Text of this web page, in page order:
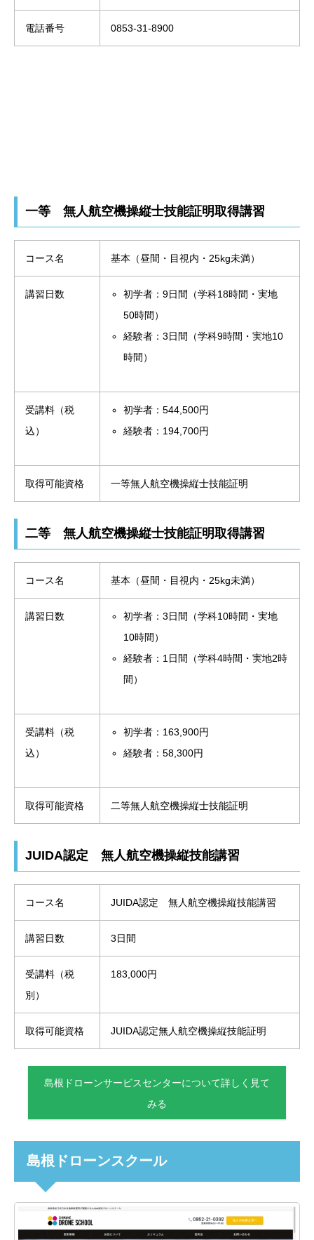
電話番号 0853-31-8900
一等 無人航空機操縦士技能証明取得講習
コース名 基本（昼間・目視内・25kg未満）
講習日数
初学者：9日間（学科18時間・実地
50時間）
経験者：3日間（学科9時間・実地10
時間）
受講料（税
込）
初学者：544,500円
経験者：194,700円
取得可能資格 一等無人航空機操縦士技能証明
二等 無人航空機操縦士技能証明取得講習
コース名 基本（昼間・目視内・25kg未満）
講習日数
初学者：3日間（学科10時間・実地
10時間）
経験者：1日間（学科4時間・実地2時
間）
受講料（税
込）
初学者：163,900円
経験者：58,300円
取得可能資格 二等無人航空機操縦士技能証明
JUIDA認定 無人航空機操縦技能講習
コース名 JUIDA認定 無人航空機操縦技能講習
講習日数 3日間
受講料（税
別）
183,000円
取得可能資格 JUIDA認定無人航空機操縦技能証明
島根ドローンサービスセンターについて詳しく見て
みる
島根ドローンスクール